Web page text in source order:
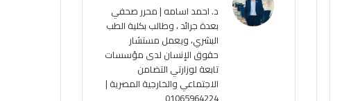
ا
م
م
و
ق
د. احمد اسامه | محرر صحفي
بعدة جرائد ، وطالب بكلية الطب
البشري، ويعمل مستشار
حقوق الإنسان لدى مؤسسات
تابعة لوزارتي التضامن
الاجتماعي والخارجية المصرية |